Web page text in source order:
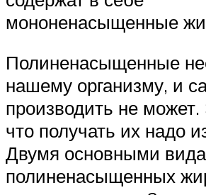
мононенасыщенные
Полиненасыщенные
нашему организму, и
производить не может.
что получать их надо
Двумя основными
полиненасыщенных